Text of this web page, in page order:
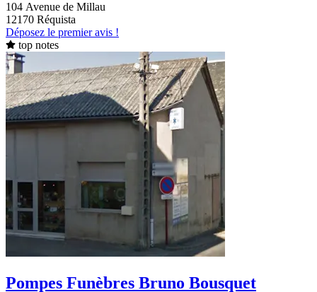
104 Avenue de Millau
12170 Réquista
Déposez le premier avis !
top notes
Pompes Funèbres Bruno Bousquet